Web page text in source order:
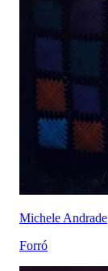
Michele Andrade
Forró